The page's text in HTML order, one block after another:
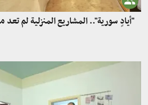
"أيادٍ سورية".. المشاريع المنزلية لم